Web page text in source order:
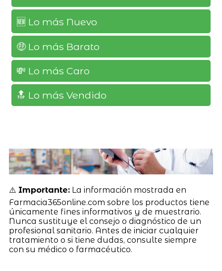
🆕️ Lo más Nuevo
🤑 Lo más Barato
💸 Lo más Caro
🔝 Lo más Vendido
⚠️ Importante:La información mostrada en
Farmacia365online.com sobre los productos tiene
únicamente fines informativos y de muestrario.
Nunca sustituye el consejo o diagnóstico de un
profesional sanitario. Antes de iniciar cualquier
tratamiento o si tiene dudas, consulte siempre
con su médico o farmacéutico.